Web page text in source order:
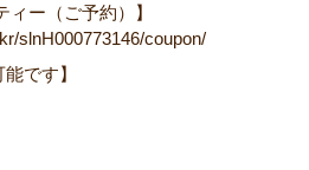
ィー（ご予約）】
slnH000773146/coupon/
です】